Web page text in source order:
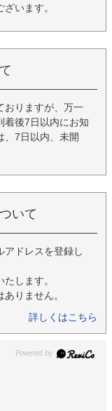
います。
おりますが、万一
着後7日以内にお知
、7日以内、未開
いて
アドレスを登録し
します。
りません。
詳しくはこちら